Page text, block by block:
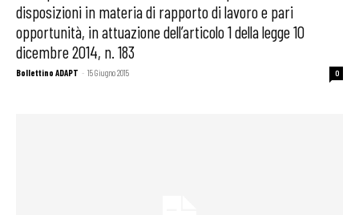
disposizioni in materia di rapporto di lavoro e pari
opportunità, in attuazione dell’articolo 1 della legge 10
dicembre 2014, n. 183
Bollettino ADAPT - 15 Giugno 2015 0